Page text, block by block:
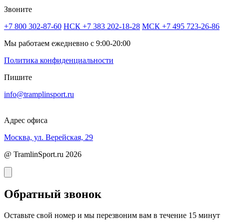
Звоните
+7 800 302-87-60 НСК +7 383 202-18-28 МСК +7 495 723-26-86
Мы работаем ежедневно с 9:00-20:00
Политика конфиденциальности
Пишите
info@tramplinsport.ru
Адрес офиса
Москва, ул. Верейская, 29
@ TramlinSport.ru 2026
Обратный звонок
Оставьте свой номер и мы перезвоним вам в течение 15 минут